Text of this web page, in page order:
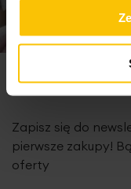
Zapisz się do
pierwsze zakupy!
oferty